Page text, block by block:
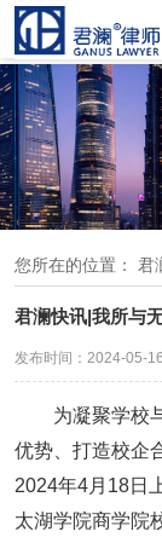
您所在的位置： 君
君澜快讯|我所与
发布时间：2024-05-16
为凝聚学校
优势、打造校企
2024年4月18日
太湖学院商学院